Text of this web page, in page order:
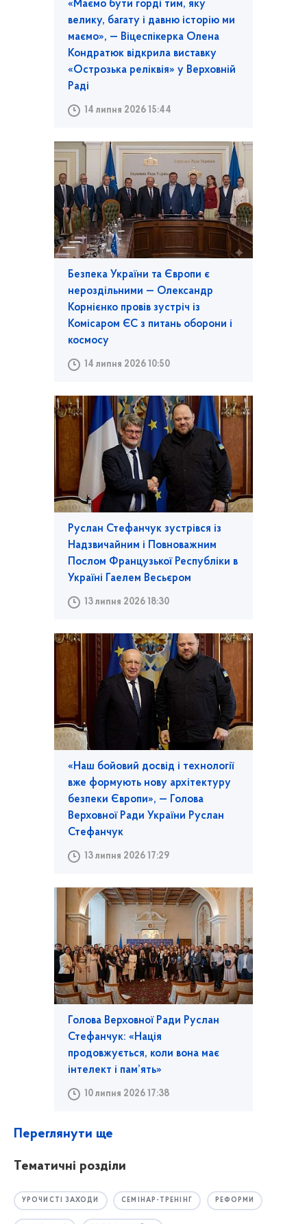
«Маємо бути горді тим, яку
велику, багату і давню історію ми
маємо», — Віцеспікерка Олена
Кондратюк відкрила виставку
«Острозька реліквія» у Верховній
Раді
14 липня 2026 15:44
Безпека України та Європи є
нероздільними — Олександр
Корнієнко провів зустріч із
Комісаром ЄС з питань оборони і
космосу
14 липня 2026 10:50
Руслан Стефанчук зустрівся із
Надзвичайним і Повноважним
Послом Французької Республіки в
Україні Гаелем Весьєром
13 липня 2026 18:30
«Наш бойовий досвід і технології
вже формують нову архітектуру
безпеки Європи», — Голова
Верховної Ради України Руслан
Стефанчук
13 липня 2026 17:29
Голова Верховної Ради Руслан
Стефанчук: «Нація
продовжується, коли вона має
інтелект і пам’ять»
10 липня 2026 17:38
Переглянути ще
Тематичні розділи
УРОЧИСТІ ЗАХОДИ СЕМІНАР-ТРЕНІНГ РЕФОРМИ